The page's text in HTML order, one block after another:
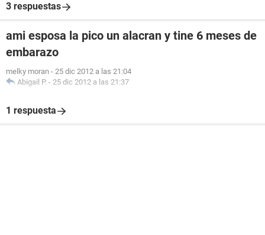
3 respuestas
ami esposa la pico un alacran y tine 6 meses de
embarazo
melky moran - 25 dic 2012 a las 21:04
Abigail P. - 25 dic 2012 a las 21:37
1 respuesta